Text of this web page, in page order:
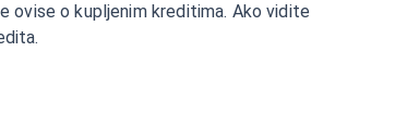
ovise o kupljenim kreditima. Ako vidite